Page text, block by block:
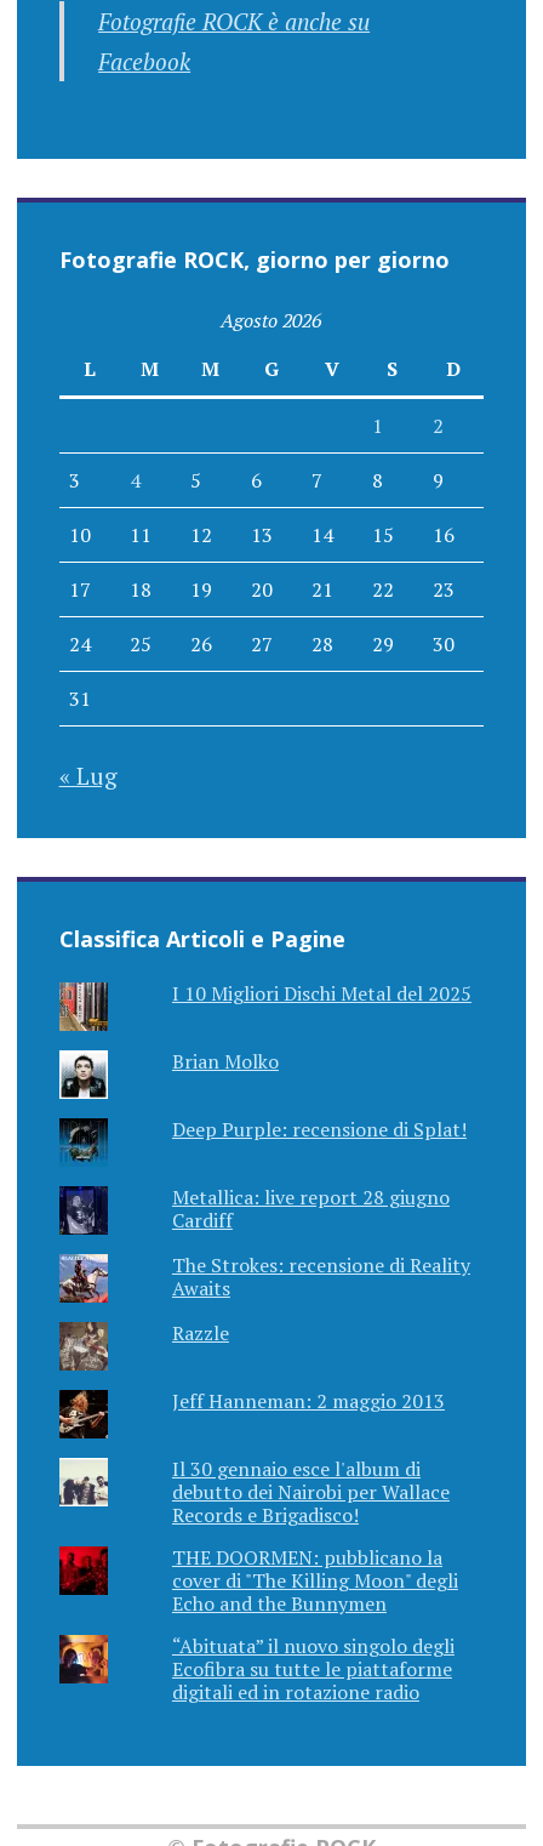
Fotografie ROCK è anche su
Facebook
Fotografie ROCK, giorno per giorno
Agosto 2026
L
M M G V S D
1 2
3 4 5 6 7 8 9
10 11 12 13 14 15 16
17 18 19 20 21 22 23
24 25 26 27 28 29 30
31
« Lug
Classifica Articoli e Pagine
I 10 Migliori Dischi Metal del 2025
Brian Molko
Deep Purple: recensione di Splat!
Metallica: live report 28 giugno
Cardiff
The Strokes: recensione di Reality
Awaits
Razzle
Jeff Hanneman: 2 maggio 2013
Il 30 gennaio esce l'album di
debutto dei Nairobi per Wallace
Records e Brigadisco!
THE DOORMEN: pubblicano la
cover di "The Killing Moon" degli
Echo and the Bunnymen
“Abituata” il nuovo singolo degli
Ecofibra su tutte le piattaforme
digitali ed in rotazione radio